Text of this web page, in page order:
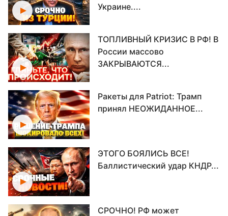
Украине....
ТОПЛИВНЫЙ КРИЗИС В РФ! В
России массово
ЗАКРЫВАЮТСЯ...
Ракеты для Patriot: Трамп
принял НЕОЖИДАННОЕ...
ЭТОГО БОЯЛИСЬ ВСЕ!
Баллистический удар КНДР...
СРОЧНО! РФ может